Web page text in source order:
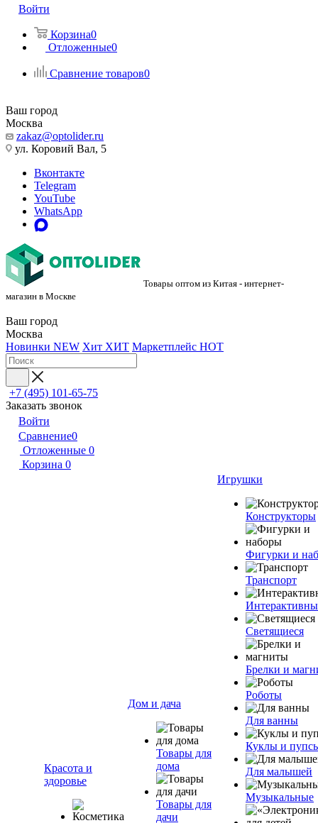
Войти
Корзина0
Отложенные0
Сравнение товаров0
Ваш город
Москва
zakaz@optolider.ru
ул. Коровий Вал, 5
Вконтакте
Telegram
YouTube
WhatsApp
Товары оптом из Китая - интернет-
магазин в Москве
Ваш город
Москва
Новинки NEW Хит ХИТ Маркетплейс HOT
+7 (495) 101-65-75
Заказать звонок
Войти
Сравнение0
Отложенные 0
Корзина 0
Красота и
здоровье
Дом и дача
Товары для
дома
Товары для
дачи
Игрушки
Конструкторы
Фигурки и
Транспорт
Светящиеся
Брелки и
Роботы
Для ванны
Куклы и
Для малышей
Музыкальные